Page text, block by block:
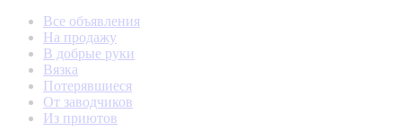
Все объявления
На продажу
В добрые руки
Вязка
Потерявшиеся
От заводчиков
Из приютов